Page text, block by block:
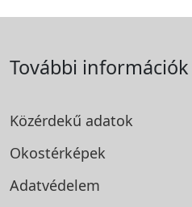
További információk
Közérdekű adatok
Okostérképek
Adatvédelem